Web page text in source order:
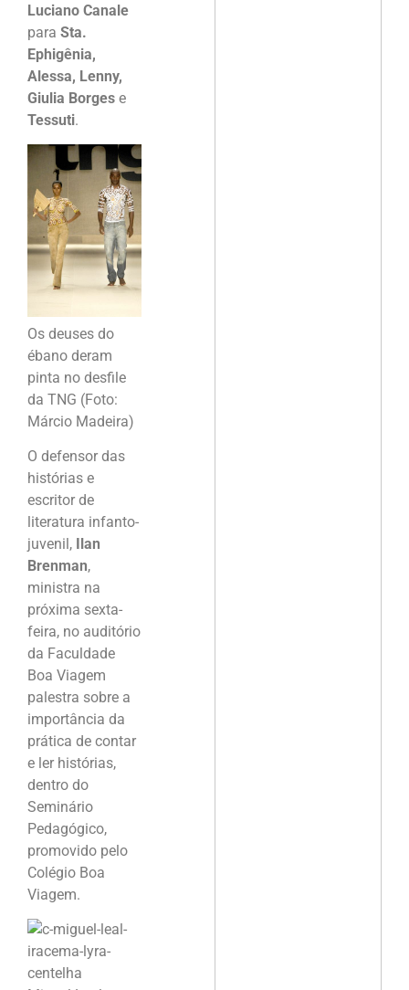
Luciano Canale
para Sta.
Ephigênia,
Alessa, Lenny,
Giulia Borges e
Tessuti.
Os deuses do
ébano deram
pinta no desfile
da TNG (Foto:
Márcio Madeira)
O defensor das
histórias e
escritor de
literatura infanto-
juvenil, Ilan
Brenman,
ministra na
próxima sexta-
feira, no auditório
da Faculdade
Boa Viagem
palestra sobre a
importância da
prática de contar
e ler histórias,
dentro do
Seminário
Pedagógico,
promovido pelo
Colégio Boa
Viagem.